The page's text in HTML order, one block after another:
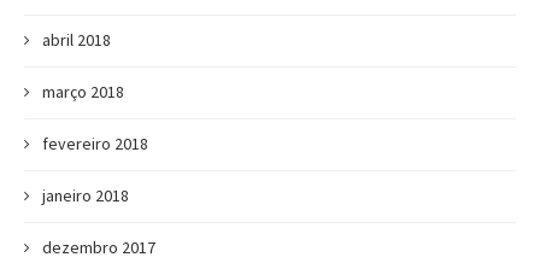
abril 2018
março 2018
fevereiro 2018
janeiro 2018
dezembro 2017